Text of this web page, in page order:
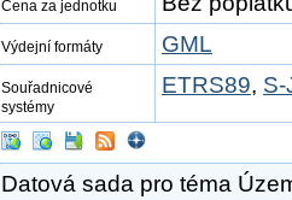
Cena za jednotku
Výdejní formáty GML
Souřadnicové
systémy
ETRS89, S-
Datová sada pro téma